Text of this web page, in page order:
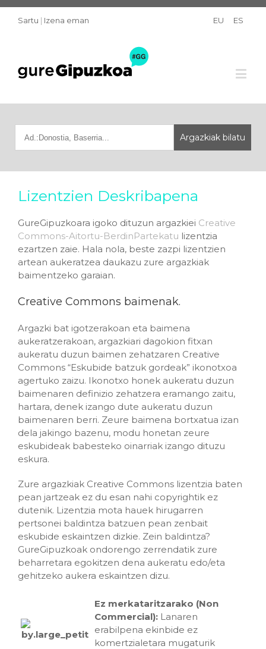
Sartu | Izena eman EU ES
Lizentzien Deskribapena
GureGipuzkoara igoko dituzun argazkiei Creative
Commons-Aitortu-BerdinPartekatu lizentzia
ezartzen zaie. Hala nola, beste zazpi lizentzien
artean aukeratzea daukazu zure argazkiak
baimentzeko garaian.
Creative Commons baimenak.
Argazki bat igotzerakoan eta baimena
aukeratzerakoan, argazkiari dagokion fitxan
aukeratu duzun baimen zehatzaren Creative
Commons “Eskubide batzuk gordeak” ikonotxoa
agertuko zaizu. Ikonotxo honek aukeratu duzun
baimenaren definizio zehatzera eramango zaitu,
hartara, denek izango dute aukeratu duzun
baimenaren berri. Zeure baimena bortxatua izan
dela jakingo bazenu, modu honetan zeure
eskubideak babesteko oinarriak izango dituzu
eskura.
Zure argazkiak Creative Commons lizentzia baten
pean jartzeak ez du esan nahi copyrightik ez
dutenik. Lizentzia mota hauek hirugarren
pertsonei baldintza batzuen pean zenbait
eskubide eskaintzen dizkie. Zein baldintza?
GureGipuzkoak ondorengo zerrendatik zure
beharretara egokitzen dena aukeratu edo/eta
gehitzeko aukera eskaintzen dizu.
Ez merkataritzarako (Non
Commercial): Lanaren
erabilpena ekinbide ez
komertzialetara mugaturik